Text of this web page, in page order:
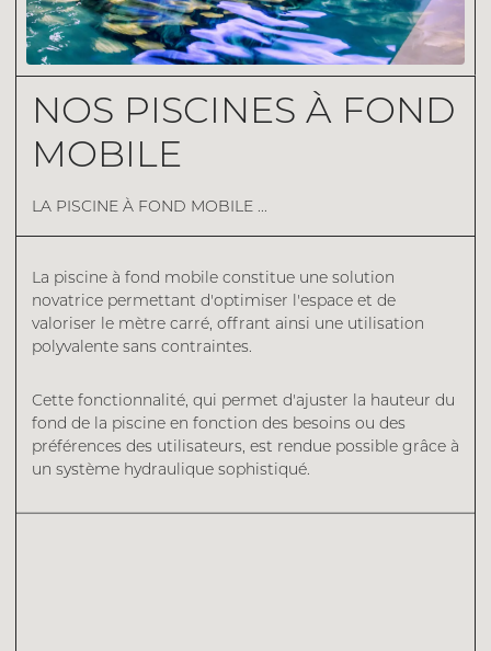
NOS PISCINES À FOND
MOBILE
LA PISCINE À FOND MOBILE ...
La piscine à fond mobile constitue une solution
novatrice permettant d'optimiser l'espace et de
valoriser le mètre carré, offrant ainsi une utilisation
polyvalente sans contraintes.
Cette fonctionnalité, qui permet d'ajuster la hauteur du
fond de la piscine en fonction des besoins ou des
préférences des utilisateurs, est rendue possible grâce à
un système hydraulique sophistiqué.